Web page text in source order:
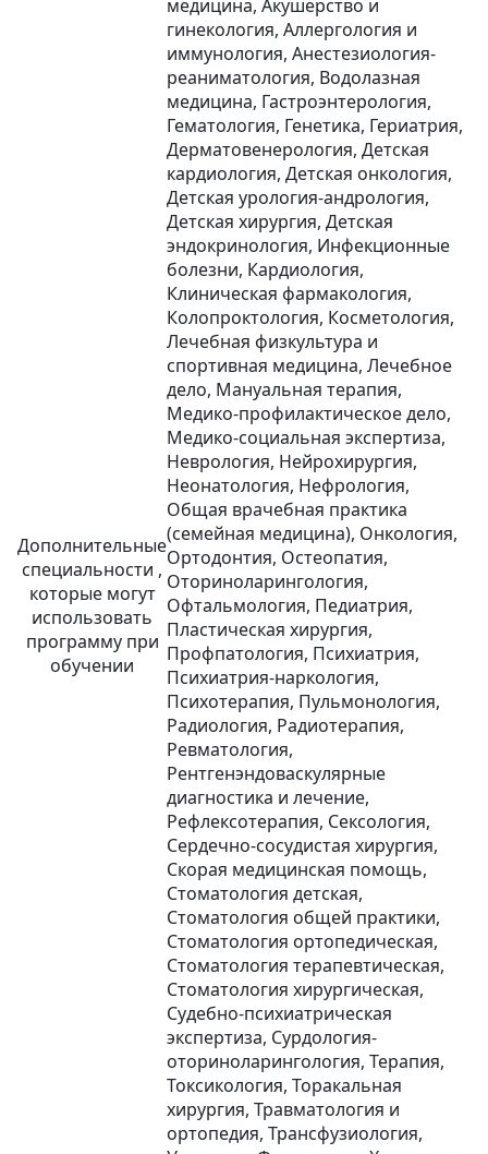
Дополнительные
специальности ,
которые могут
использовать
программу при
обучении
медицина, Акушерство и
гинекология, Аллергология и
иммунология, Анестезиология-
реаниматология, Водолазная
медицина, Гастроэнтерология,
Гематология, Генетика, Гериатрия,
Дерматовенерология, Детская
кардиология, Детская онкология,
Детская урология-андрология,
Детская хирургия, Детская
эндокринология, Инфекционные
болезни, Кардиология,
Клиническая фармакология,
Колопроктология, Косметология,
Лечебная физкультура и
спортивная медицина, Лечебное
дело, Мануальная терапия,
Медико-профилактическое дело,
Медико-социальная экспертиза,
Неврология, Нейрохирургия,
Неонатология, Нефрология,
Общая врачебная практика
(семейная медицина), Онкология,
Ортодонтия, Остеопатия,
Оториноларингология,
Офтальмология, Педиатрия,
Пластическая хирургия,
Профпатология, Психиатрия,
Психиатрия-наркология,
Психотерапия, Пульмонология,
Радиология, Радиотерапия,
Ревматология,
Рентгенэндоваскулярные
диагностика и лечение,
Рефлексотерапия, Сексология,
Сердечно-сосудистая хирургия,
Скорая медицинская помощь,
Стоматология детская,
Стоматология общей практики,
Стоматология ортопедическая,
Стоматология терапевтическая,
Стоматология хирургическая,
Судебно-психиатрическая
экспертиза, Сурдология-
оториноларингология, Терапия,
Токсикология, Торакальная
хирургия, Травматология и
ортопедия, Трансфузиология,